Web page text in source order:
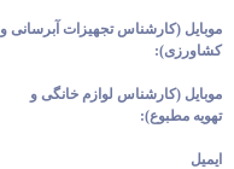
موبایل (کارشناس تجهیزات آبرسانی و
کشاورزی):
موبایل (کارشناس لوازم خانگی و
تهویه مطبوع):
ایمیل